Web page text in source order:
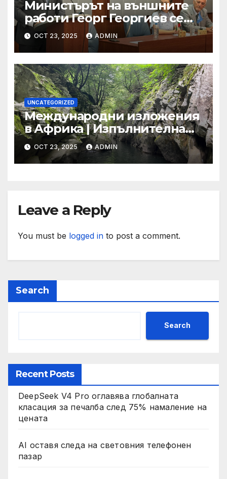
Министърът на външните
работи Георг Георгиев се
срещна с младежи по
повод 80-годишнината от
подписването на Устава на
ООН
OCT 23, 2025 ADMIN
UNCATEGORIZED
Международни изложения
в Африка | Изпълнителна
агенция за насърчаване на
малките и средните
предприятия
OCT 23, 2025 ADMIN
Leave a Reply
You must be logged in to post a comment.
Search
Search
Recent Posts
DeepSeek V4 Pro оглавява глобалната
класация за печалба след 75% намаление на
цената
AI оставя следа на световния телефонен
пазар